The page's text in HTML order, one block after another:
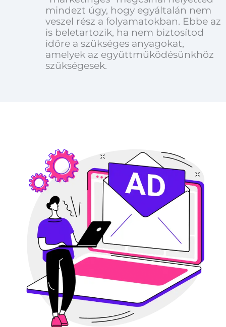
mindezt úgy, hogy egyáltalán nem
veszel rész a folyamatokban. Ebbe az
is beletartozik, ha nem biztosítod
időre a szükséges anyagokat,
amelyek az együttműködésünkhöz
szükségesek.